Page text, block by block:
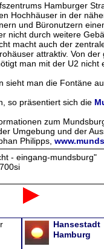
Hamburger
Hochhäuser in der
und Büronutzern
nicht durch weitere
macht auch der
attraktiv. Von
man mit der U2 nicht
sieht man die Fontäne
so präsentiert sich die
zum
Umgebung und der
Philipps,
- eingang-mundsburg"
Hansestadt
Hamburg